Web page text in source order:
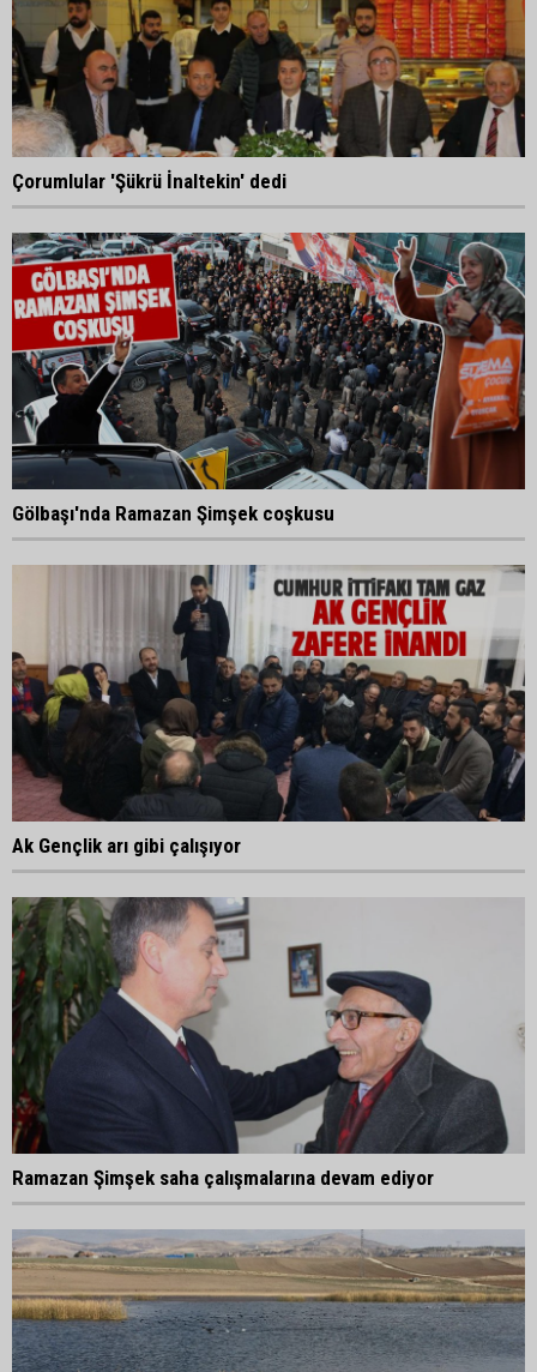
Çorumlular 'Şükrü İnaltekin' dedi
Gölbaşı'nda Ramazan Şimşek coşkusu
Ak Gençlik arı gibi çalışıyor
Ramazan Şimşek saha çalışmalarına devam ediyor